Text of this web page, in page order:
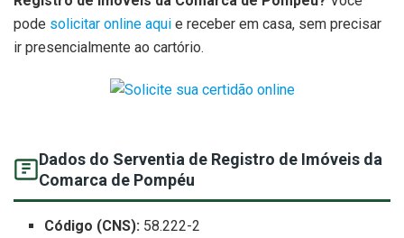
pode solicitar online aqui e receber em casa, sem precisar
ir presencialmente ao cartório.
Dados do Serventia de Registro de Imóveis da
Comarca de Pompéu
Código (CNS): 58.222-2